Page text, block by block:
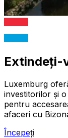
Extindeți-
Luxemburg
investitorilor și
pentru
afaceri cu
Începeți